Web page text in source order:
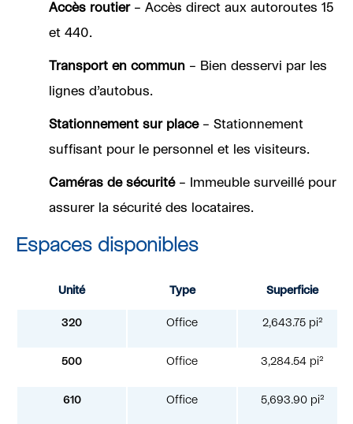
Accès routier– Accès direct aux autoroutes 15
et 440.
Transport en commun– Bien desservi par les
lignes d’autobus.
Stationnement sur place– Stationnement
suffisant pour le personnel et les visiteurs.
Caméras de sécurité– Immeuble surveillé pour
assurer la sécurité des locataires.
Espaces disponibles
Unité Type Superficie
320 Office 2,643.75 pi²
500 Office 3,284.54 pi²
610 Office 5,693.90 pi²